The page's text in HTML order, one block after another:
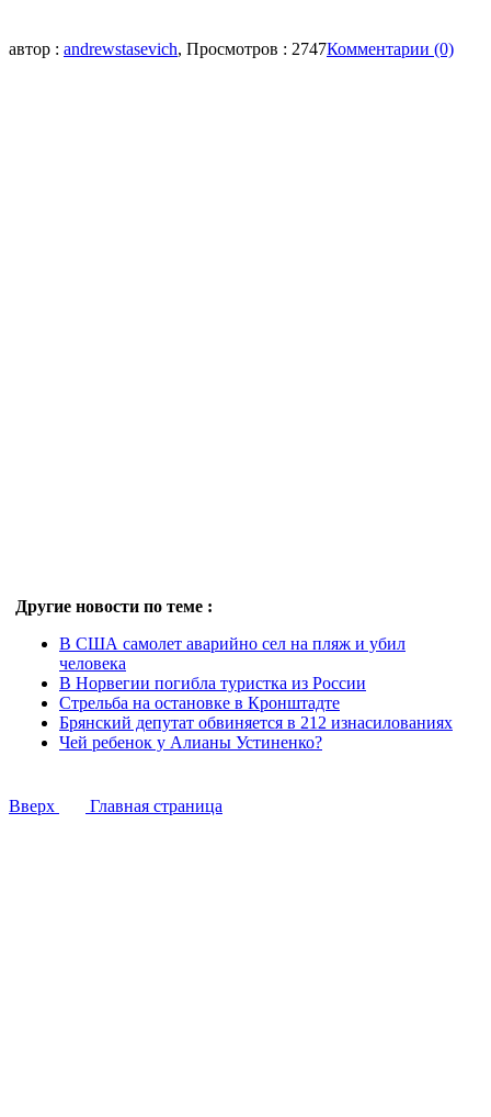
автор : andrewstasevich, Просмотров : 2747Комментарии (0)
Другие новости по теме :
В США самолет аварийно сел на пляж и убил
человека
В Норвегии погибла туристка из России
Стрельба на остановке в Кронштадте
Брянский депутат обвиняется в 212 изнасилованиях
Чей ребенок у Алианы Устиненко?
Вверх Главная страница